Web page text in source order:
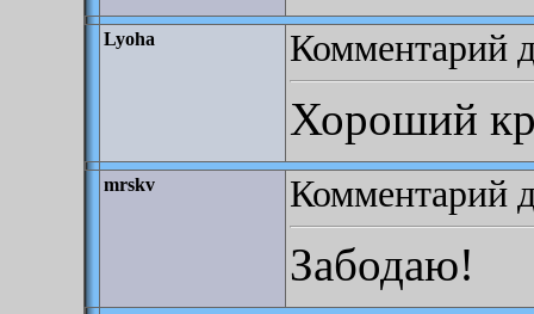
Lyoha Комментарий
Хороший
mrskv Комментарий
Забодаю!